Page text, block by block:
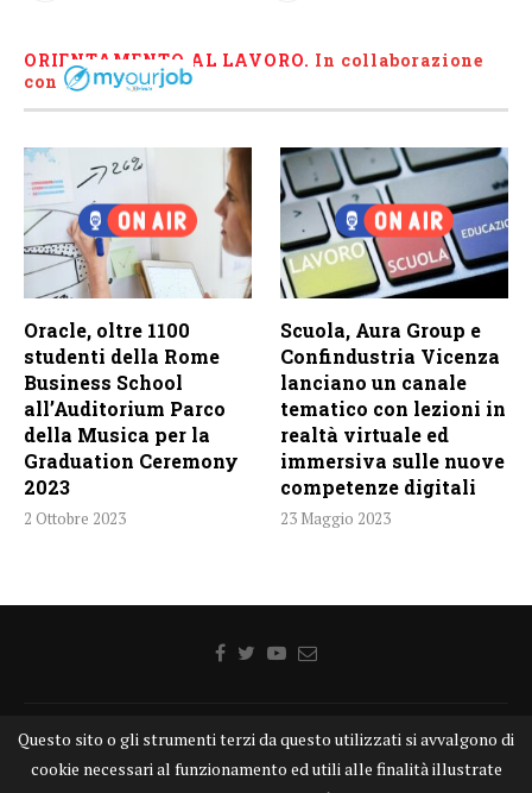
ORIENTAMENTO AL LAVORO. In collaborazione
con
Oracle, oltre 1100
studenti della Rome
Business School
all’Auditorium Parco
della Musica per la
Graduation Ceremony
2023
2 Ottobre 2023
Scuola, Aura Group e
Confindustria Vicenza
lanciano un canale
tematico con lezioni in
realtà virtuale ed
immersiva sulle nuove
competenze digitali
23 Maggio 2023
Home Chi siamo Disclaimer Cookie Contatti
Privacy Policy KONGTV
Questo sito o gli strumenti terzi da questo utilizzati si avvalgono di
cookie necessari al funzionamento ed utili alle finalità illustrate